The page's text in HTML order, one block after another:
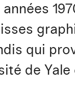
qui
de